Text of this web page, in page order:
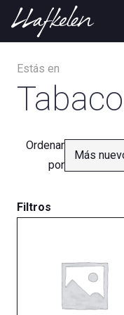
Estás en
Tabaco
Ordenar
por
Filtros